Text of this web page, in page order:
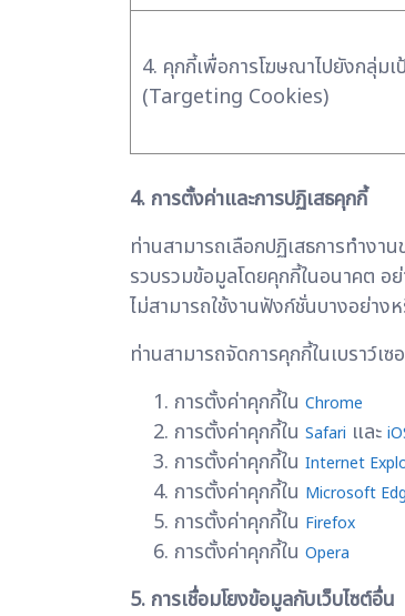
4. คุกกี้เพื่อการโฆษณาไปยังกลุ่มเ
(Targeting Cookies)
4. การตั้งค่าและการปฏิเสธคุกกี้
ท่านสามารถเลือกปฏิเสธการทำงา
รวบรวมข้อมูลโดยคุกกี้ในอนาคต อ
ไม่สามารถใช้งานฟังก์ชั่นบางอย่าง
ท่านสามารถจัดการคุกกี้ในเบราว์เ
การตั้งค่าคุกกี้ใน Chrome
การตั้งค่าคุกกี้ใน Safari และ
การตั้งค่าคุกกี้ใน Internet
การตั้งค่าคุกกี้ใน Microsoft
การตั้งค่าคุกกี้ใน Firefox
การตั้งค่าคุกกี้ใน Opera
5. การเชื่อมโยงข้อมูลกับเว็บไซต์อื่น